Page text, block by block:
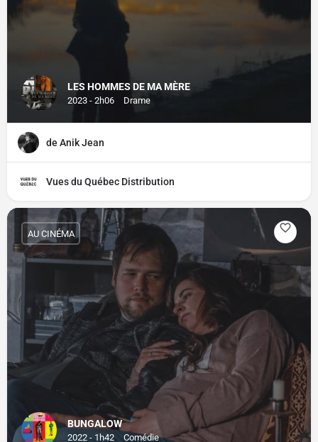
LES HOMMES DE MA MÈRE
2023 - 2h06 Drame
de Anik Jean
Vues du Québec Distribution
BUNGALOW
2022 - 1h42 Comédie
AU CINÉMA